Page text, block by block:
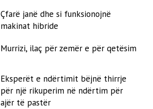
Çfarë janë dhe si funksionojnë
makinat hibride
Murrizi, ilaç për zemër e për qetësim
Eksperët e ndërtimit bëjnë thirrje
për një rikuperim në ndërtim për
ajër të pastër